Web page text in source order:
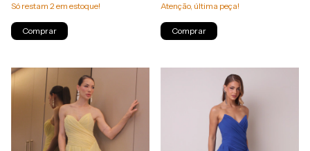
Só restam 2 em estoque!
Comprar
Atenção, última peça!
Comprar